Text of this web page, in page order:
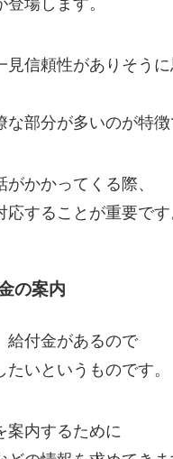
場します。
見信頼性がありそう
部分が多いのが特徴
かかってくる際、
応することが重要です
の案内
給付金があるので
いというものです。
案内するために